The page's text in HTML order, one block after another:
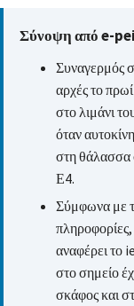
Σύνοψη από e-
Συναγερμός
αρχές το
στο λιμάνι
όταν
στη θάλασσα
Ε4.
Σύμφωνα με
αναφέρει το
στο σημείο
σκάφος και